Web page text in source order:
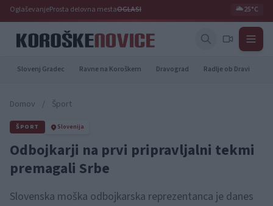
OglaševanjeProsta delovna mestaOGLASI 🌥️25°C
Slovenj Gradec Ravne na Koroškem Dravograd Radlje ob Dravi
Domov / Šport
ŠPORT Slovenija
Odbojkarji na prvi pripravljalni tekmi
premagali Srbe
Slovenska moška odbojkarska reprezentanca je danes